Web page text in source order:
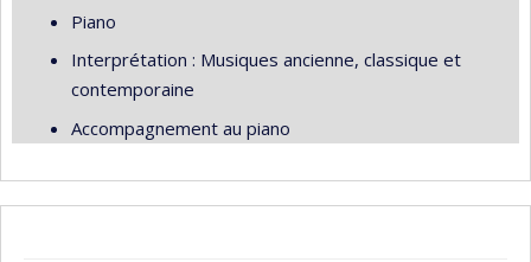
Piano
Interprétation : Musiques ancienne, classique et
contemporaine
Accompagnement au piano